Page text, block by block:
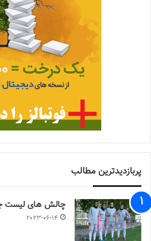
پربازدیدترین مطالب
چالش هاى ليست
2023-06-14